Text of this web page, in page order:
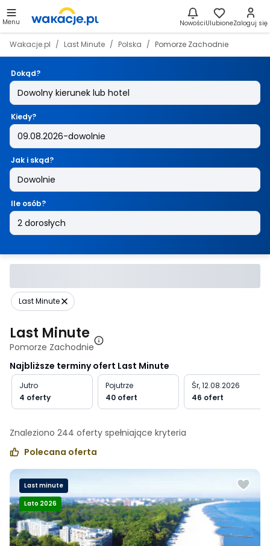
Menu NowościUlubioneZaloguj się
Wakacje.pl Last Minute Polska Pomorze Zachodnie
Dokąd?
Kiedy?
Jak i skąd?
Ile osób?
Last Minute
Pomorze Zachodnie
Last Minute
Najbliższe terminy ofert Last Minute
Jutro
4 oferty
Pojutrze
40 ofert
Śr, 12.08.2026
46 ofert
Znaleziono 244 oferty spełniające kryteria
Polecana oferta
Last minute
Lato 2026